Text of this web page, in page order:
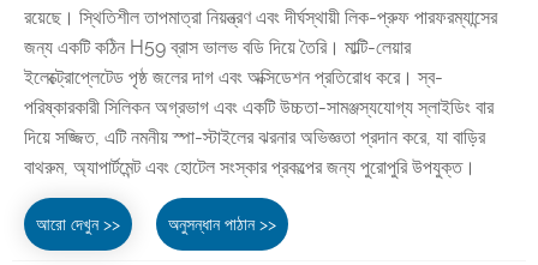
রয়েছে। স্থিতিশীল তাপমাত্রা নিয়ন্ত্রণ এবং দীর্ঘস্থায়ী লিক-প্রুফ পারফরম্যান্সের
জন্য একটি কঠিন H59 ব্রাস ভালভ বডি দিয়ে তৈরি। মাল্টি-লেয়ার
ইলেক্ট্রোপ্লেটেড পৃষ্ঠ জলের দাগ এবং অক্সিডেশন প্রতিরোধ করে। স্ব-
পরিষ্কারকারী সিলিকন অগ্রভাগ এবং একটি উচ্চতা-সামঞ্জস্যযোগ্য স্লাইডিং বার
দিয়ে সজ্জিত, এটি নমনীয় স্পা-স্টাইলের ঝরনার অভিজ্ঞতা প্রদান করে, যা বাড়ির
বাথরুম, অ্যাপার্টমেন্ট এবং হোটেল সংস্কার প্রকল্পের জন্য পুরোপুরি উপযুক্ত।
আরো দেখুন >> অনুসন্ধান পাঠান >>